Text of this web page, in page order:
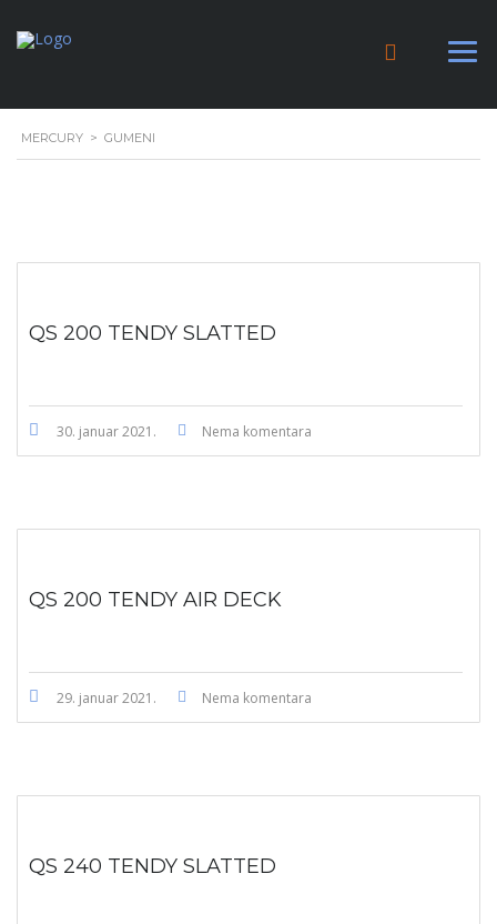
MERCURY > GUMENI
QS 200 TENDY SLATTED
30. januar 2021. Nema komentara
QS 200 TENDY AIR DECK
29. januar 2021. Nema komentara
QS 240 TENDY SLATTED